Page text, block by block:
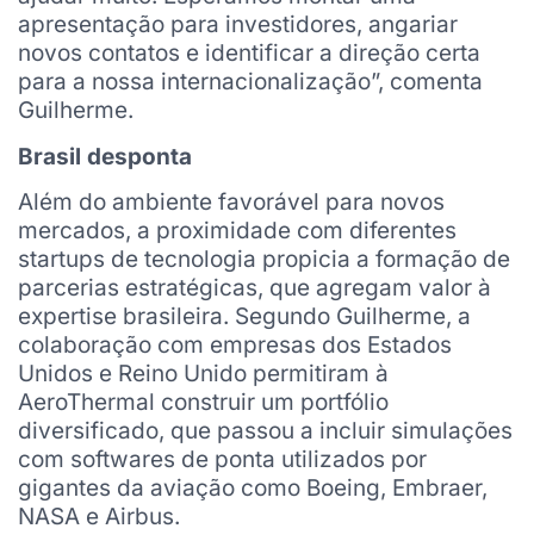
apresentação para investidores, angariar
novos contatos e identificar a direção certa
para a nossa internacionalização”, comenta
Guilherme.
Brasil desponta
Além do ambiente favorável para novos
mercados, a proximidade com diferentes
startups de tecnologia propicia a formação de
parcerias estratégicas, que agregam valor à
expertise brasileira. Segundo Guilherme, a
colaboração com empresas dos Estados
Unidos e Reino Unido permitiram à
AeroThermal construir um portfólio
diversificado, que passou a incluir simulações
com softwares de ponta utilizados por
gigantes da aviação como Boeing, Embraer,
NASA e Airbus.